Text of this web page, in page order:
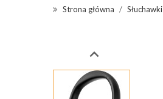
Strona główna Słuchawki
